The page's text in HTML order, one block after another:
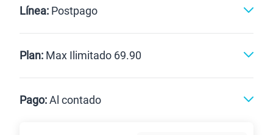
Línea: Postpago
Postpago
Plan: Max Ilimitado 69.90
Pago:Al contado